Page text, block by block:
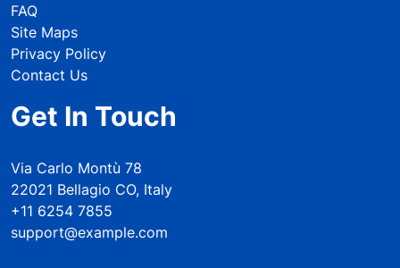
FAQ
Site Maps
Privacy Policy
Contact Us
Get In Touch
Via Carlo Montù 78
22021 Bellagio CO, Italy
+11 6254 7855
support@example.com